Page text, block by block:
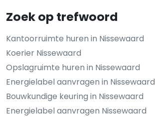
Zoek op trefwoord
Kantoorruimte huren in Nissewaard
Koerier Nissewaard
Opslagruimte huren in Nissewaard
Energielabel aanvragen in Nissewaard
Bouwkundige keuring in Nissewaard
Energielabel aanvragen Nissewaard